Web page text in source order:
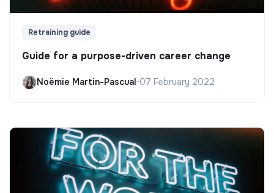
Retraining guide
Guide for a purpose-driven career change
Noëmie Martin-Pascual•07 February 2022